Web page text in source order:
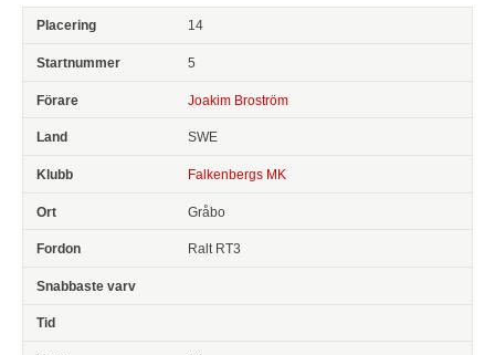
14
5
Joakim Broström
SWE
Falkenbergs MK
Gråbo
Ralt RT3